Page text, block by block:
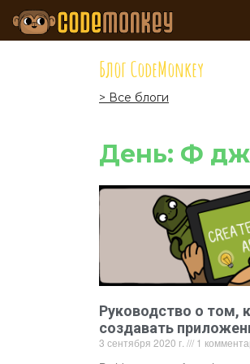
Блог CodeMonkey
> Все блоги
День: Ф
Руководство о том,
создавать
3 сентября 2020 г. 1